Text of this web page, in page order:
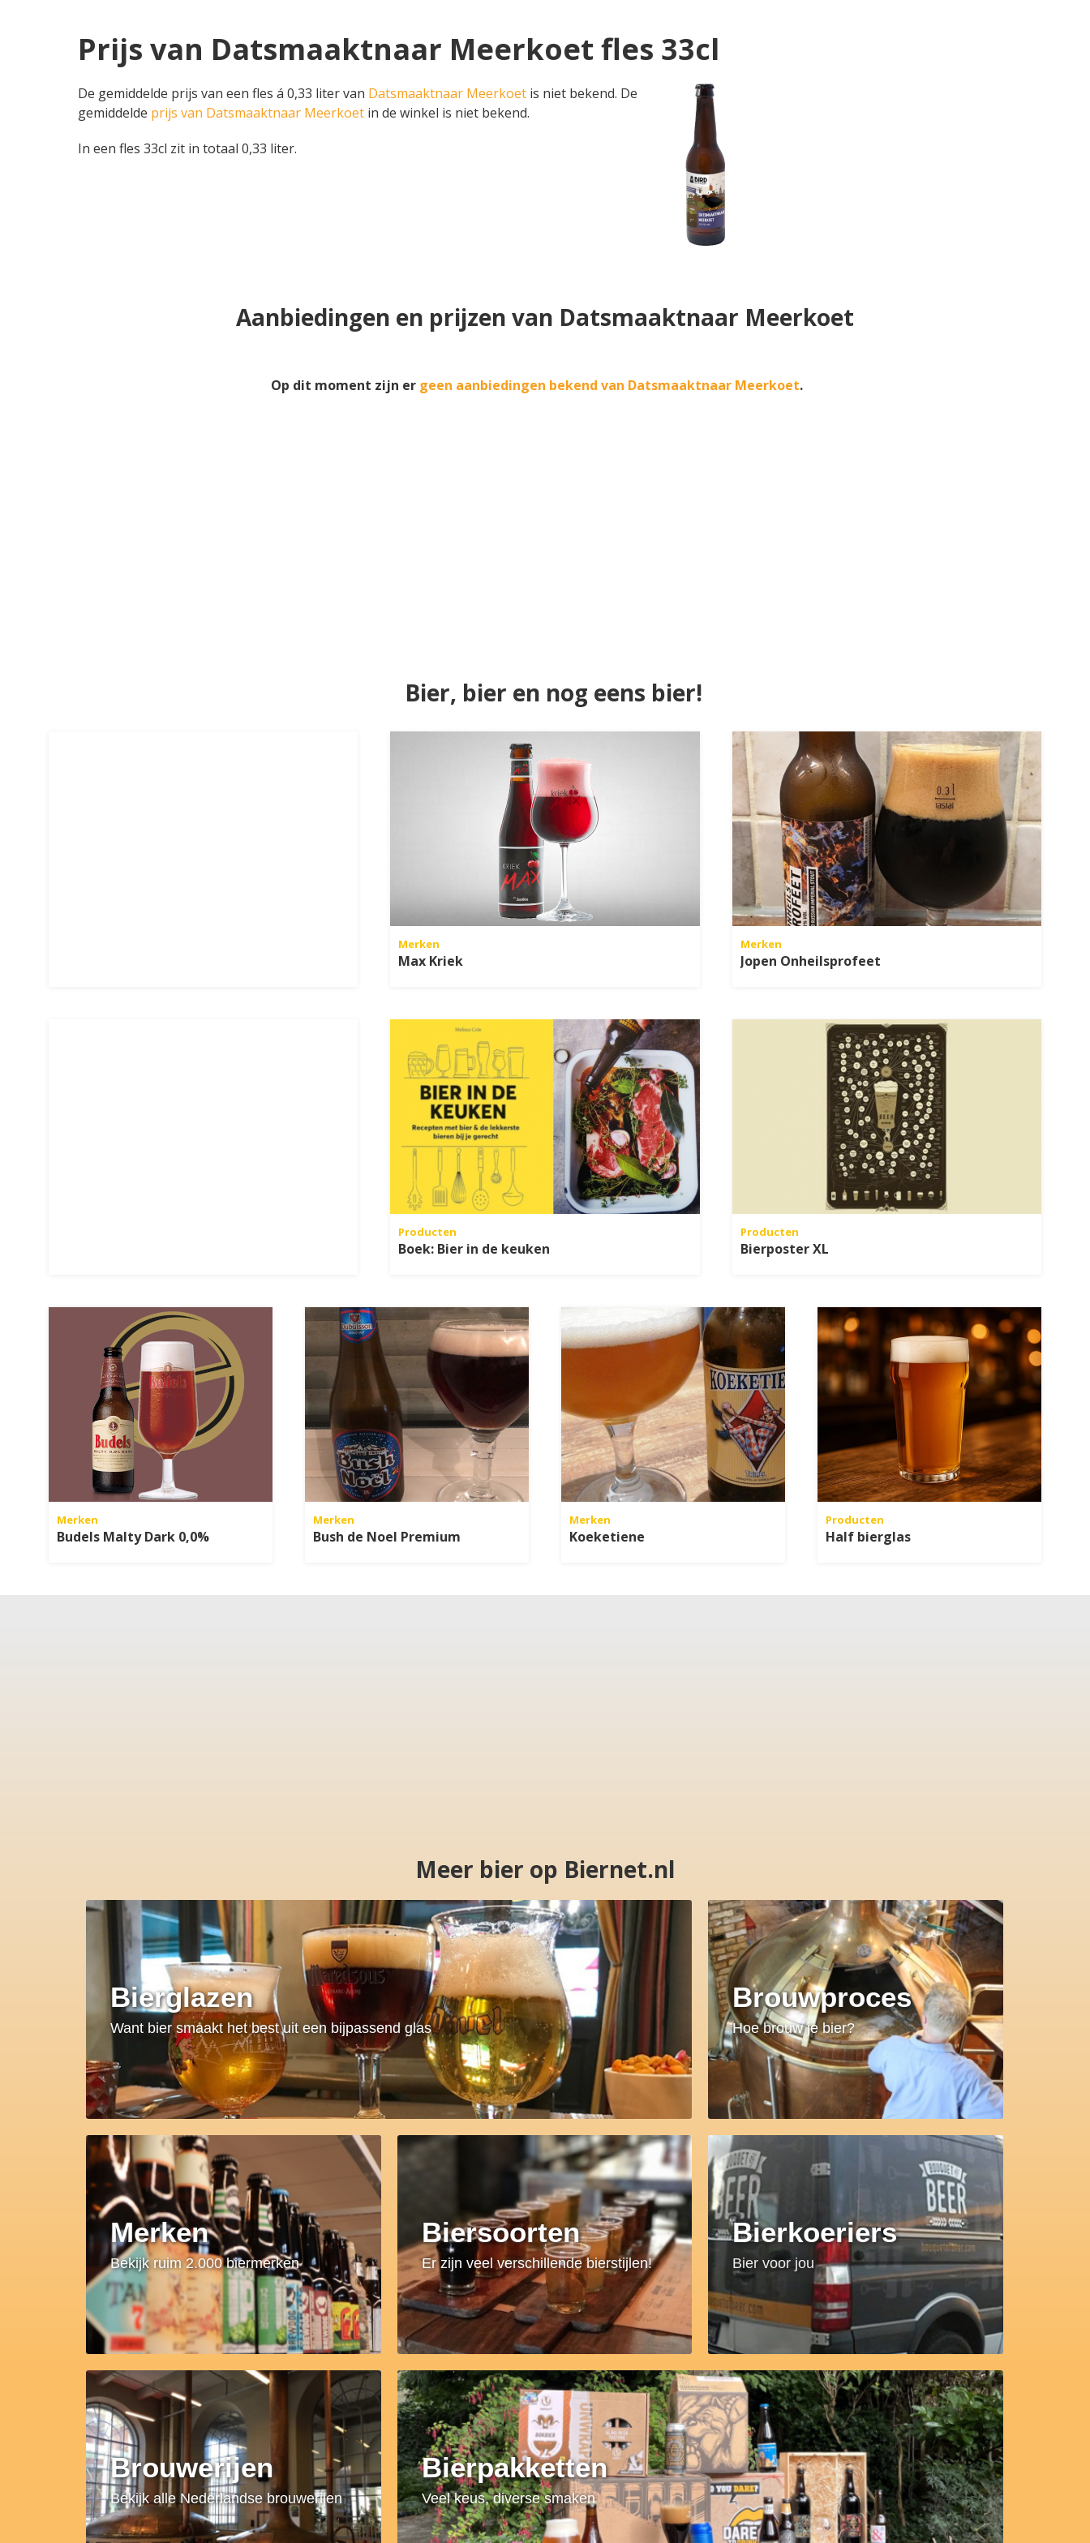
Prijs van Datsmaaktnaar Meerkoet fles 33cl
De gemiddelde prijs van een fles á 0,33 liter van Datsmaaktnaar Meerkoet is niet bekend. De
gemiddelde prijs van Datsmaaktnaar Meerkoet in de winkel is niet bekend.
In een fles 33cl zit in totaal 0,33 liter.
Aanbiedingen en prijzen van Datsmaaktnaar Meerkoet
Op dit moment zijn er geen aanbiedingen bekend van Datsmaaktnaar Meerkoet.
Bier, bier en nog eens bier!
Merken
Max Kriek
Merken
Jopen Onheilsprofeet
Producten
Boek: Bier in de keuken
Producten
Bierposter XL
Merken
Budels Malty Dark 0,0%
Merken
Bush de Noel Premium
Merken
Koeketiene
Producten
Half bierglas
Meer bier op Biernet.nl
Bierglazen
Want bier smaakt het best uit een bijpassend glas
Brouwproces
Hoe brouw je bier?
Merken
Bekijk ruim 2.000 biermerken
Biersoorten
Er zijn veel verschillende bierstijlen!
Bierkoeriers
Bier voor jou
Brouwerijen
Bekijk alle Nederlandse brouwerijen
Bierpakketten
Veel keus, diverse smaken